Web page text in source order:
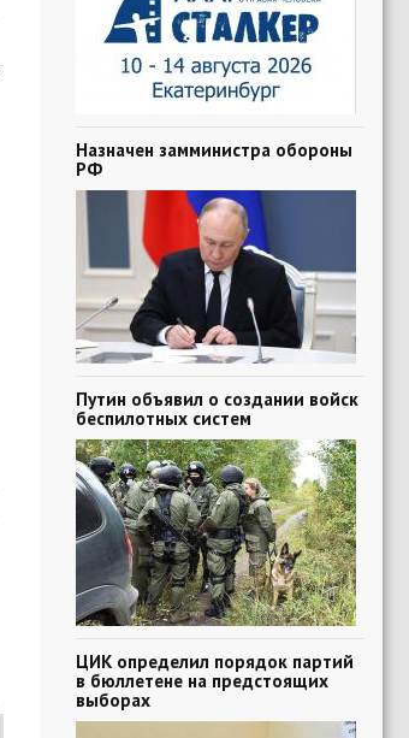
Назначен замминистра обороны
РФ
Путин объявил о создании войск
беспилотных систем
ЦИК определил порядок партий
в бюллетене на предстоящих
выборах